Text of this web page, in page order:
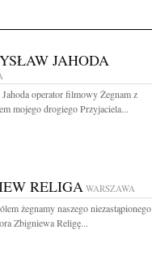
JAHODA
Jahoda operator filmowy Żegnam z
mojego drogiego Przyjaciela...
RELIGA WARSZAWA
żegnamy naszego niezastąpionego
Zbigniewa Religę...